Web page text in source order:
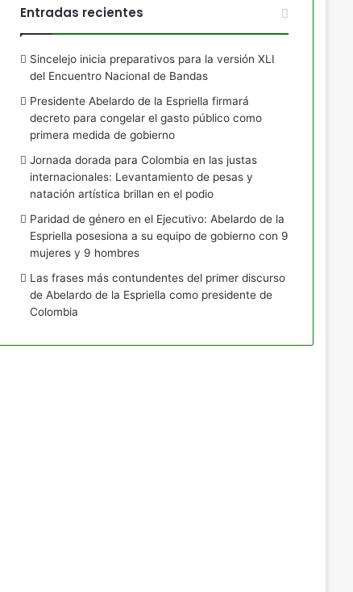
Entradas recientes
Sincelejo inicia preparativos para la versión XLI
del Encuentro Nacional de Bandas
Presidente Abelardo de la Espriella firmará
decreto para congelar el gasto público como
primera medida de gobierno
Jornada dorada para Colombia en las justas
internacionales: Levantamiento de pesas y
natación artística brillan en el podio
Paridad de género en el Ejecutivo: Abelardo de la
Espriella posesiona a su equipo de gobierno con 9
mujeres y 9 hombres
Las frases más contundentes del primer discurso
de Abelardo de la Espriella como presidente de
Colombia